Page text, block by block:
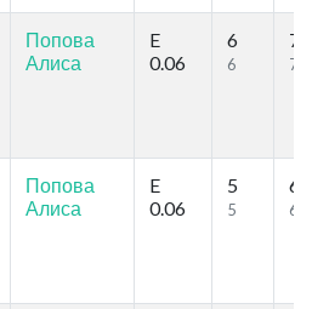
Попова
Алиса
E
0.06
6
6
7
7
Попова
Алиса
E
0.06
5
5
6
6